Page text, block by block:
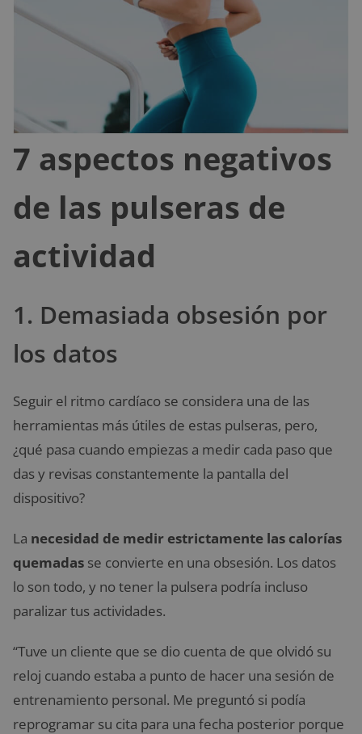
7 aspectos negativos
de las pulseras de
actividad
1. Demasiada obsesión por
los datos
Seguir el ritmo cardíaco se considera una de las
herramientas más útiles de estas pulseras, pero,
¿qué pasa cuando empiezas a medir cada paso que
das y revisas constantemente la pantalla del
dispositivo?
La necesidad de medir estrictamente las calorías
quemadas se convierte en una obsesión. Los datos
lo son todo, y no tener la pulsera podría incluso
paralizar tus actividades.
“Tuve un cliente que se dio cuenta de que olvidó su
reloj cuando estaba a punto de hacer una sesión de
entrenamiento personal. Me preguntó si podía
reprogramar su cita para una fecha posterior porque